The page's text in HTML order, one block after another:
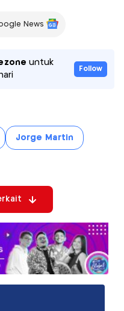
News
untuk
Follow
Jorge Martin